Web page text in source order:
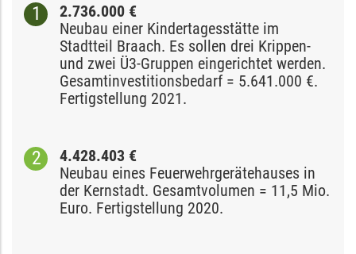
2.736.000 €
Neubau einer Kindertagesstätte im
Stadtteil Braach. Es sollen drei Krippen-
und zwei Ü3-Gruppen eingerichtet werden.
Gesamtinvestitionsbedarf = 5.641.000 €.
Fertigstellung 2021.
4.428.403 €
Neubau eines Feuerwehrgerätehauses in
der Kernstadt. Gesamtvolumen = 11,5 Mio.
Euro. Fertigstellung 2020.